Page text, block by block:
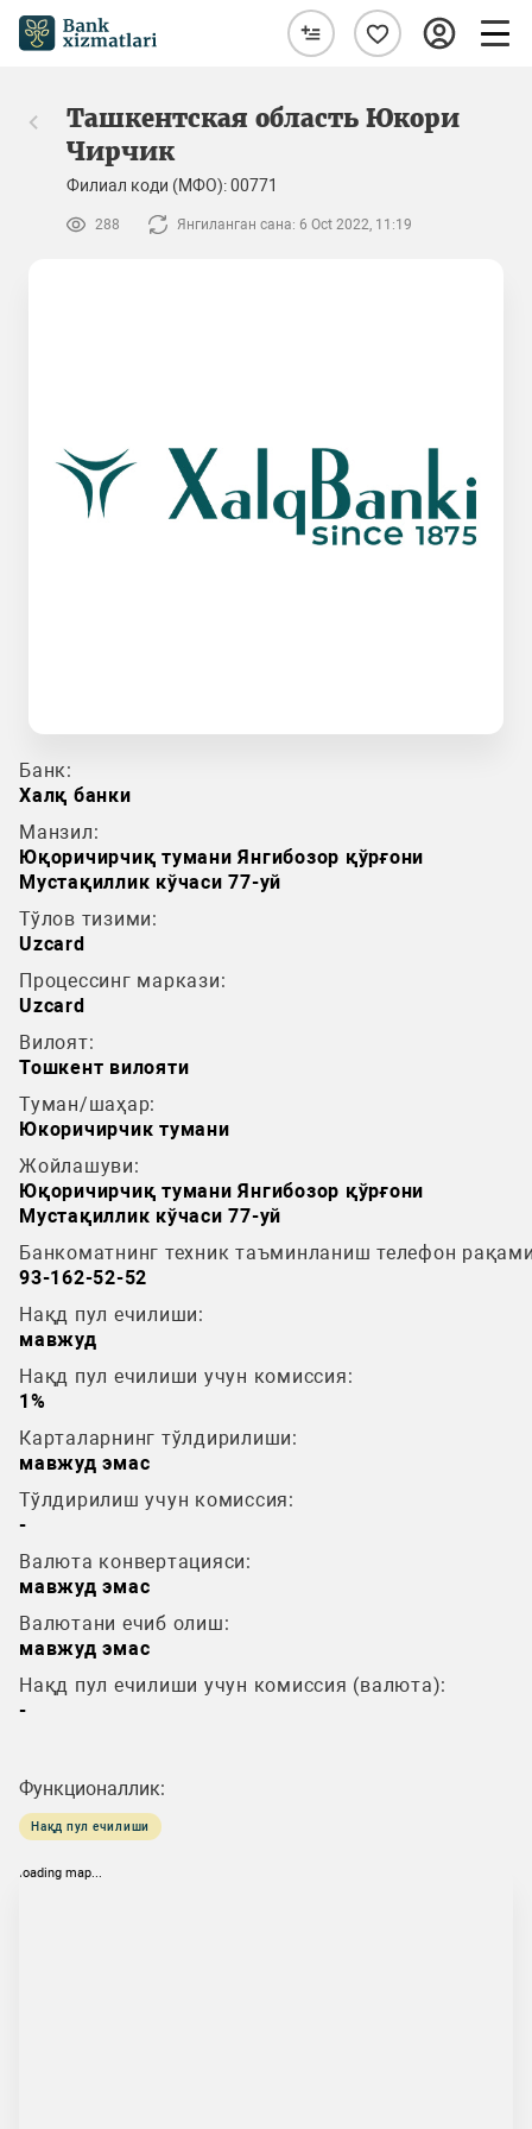
Ташкентская область Юкори
Чирчик
Филиал коди (МФО): 00771
288 Янгиланган сана: 6 Oct 2022, 11:19
Банк:
Халқ банки
Манзил:
Юқоричирчиқ тумани Янгибозор қўрғони
Мустақиллик кўчаси 77-уй
Тўлов тизими:
Uzcard
Процессинг маркази:
Uzcard
Вилоят:
Тошкент вилояти
Туман/шаҳар:
Юкоричирчик тумани
Жойлашуви:
Юқоричирчиқ тумани Янгибозор қўрғони
Мустақиллик кўчаси 77-уй
Банкоматнинг техник таъминланиш телефон
93-162-52-52
Нақд пул ечилиши:
мавжуд
Нақд пул ечилиши учун комиссия:
1%
Карталарнинг тўлдирилиши:
мавжуд эмас
Тўлдирилиш учун комиссия:
-
Валюта конвертацияси:
мавжуд эмас
Валютани ечиб олиш:
мавжуд эмас
Нақд пул ечилиши учун комиссия (валюта):
-
Функционаллик:
Нақд пул ечилиши
loading map...